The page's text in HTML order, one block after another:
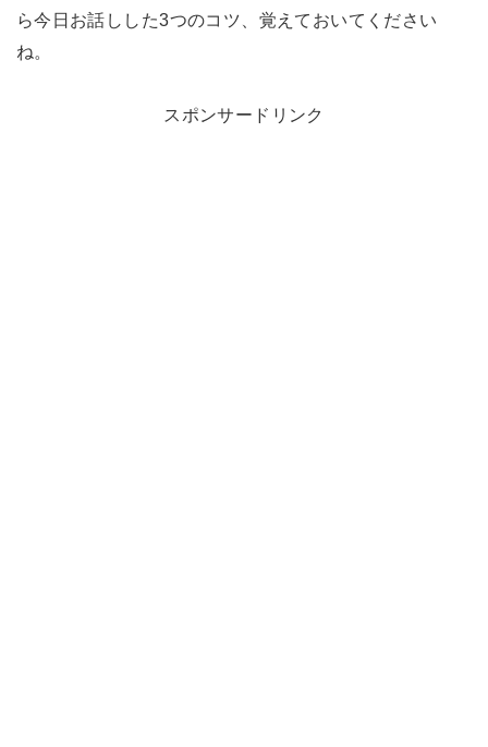
ら今日お話しした3つのコツ、覚えておいてください
ね。
スポンサードリンク